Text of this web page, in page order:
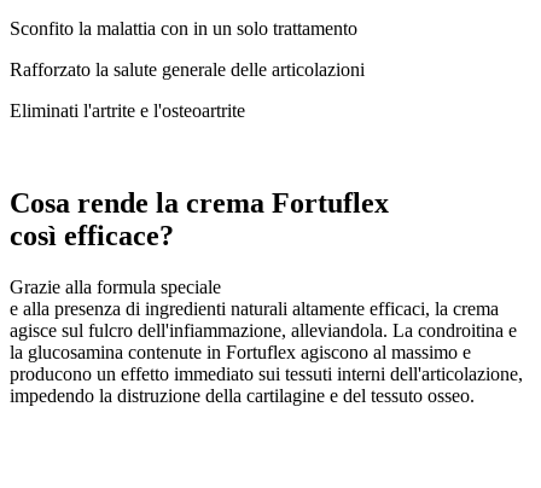
Sconfito la malattia con in un solo trattamento
Rafforzato la salute generale delle articolazioni
Eliminati l'artrite e l'osteoartrite
Cosa rende la crema Fortuflex
così efficace?
Grazie alla formula speciale
e alla presenza di ingredienti naturali altamente efficaci, la crema
agisce sul fulcro dell'infiammazione, alleviandola. La condroitina e
la glucosamina contenute in Fortuflex agiscono al massimo e
producono un effetto immediato sui tessuti interni dell'articolazione,
impedendo la distruzione della cartilagine e del tessuto osseo.